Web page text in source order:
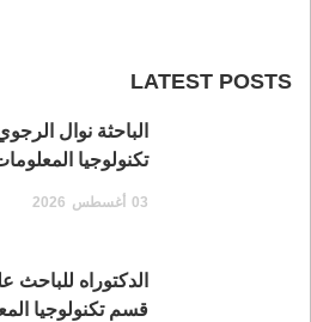
LATEST POSTS
الباحثة نوال
تكنولوجيا
03 أغسطس 2026
الدكتوراه
قسم تكنولوجيا